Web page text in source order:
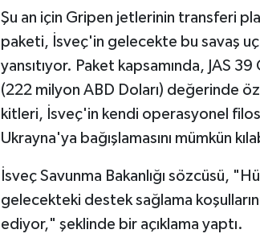
Şu an için Gripen jetlerinin transferi
paketi, İsveç'in gelecekte bu savaş
yansıtıyor. Paket kapsamında, JAS
(222 milyon ABD Doları) değerinde
kitleri, İsveç'in kendi operasyonel
Ukrayna'ya bağışlamasını mümkün
İsveç Savunma Bakanlığı sözcüsü,
gelecekteki destek sağlama
ediyor," şeklinde bir açıklama yaptı.